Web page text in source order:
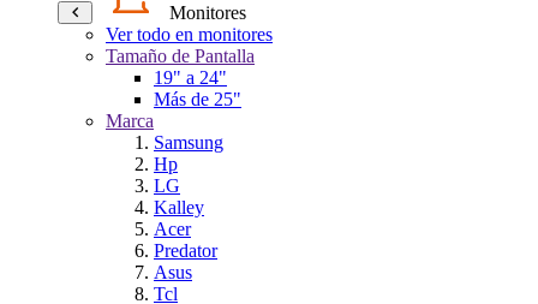
Monitores
Ver todo en monitores
Tamaño de Pantalla
19" a 24"
Más de 25"
Marca
Samsung
Hp
LG
Kalley
Acer
Predator
Asus
Tcl